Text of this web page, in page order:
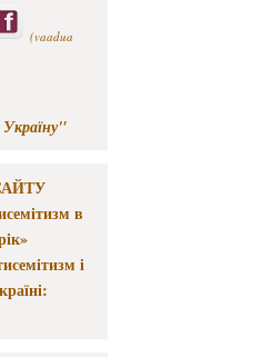
(vaadua
Україну"
в
і